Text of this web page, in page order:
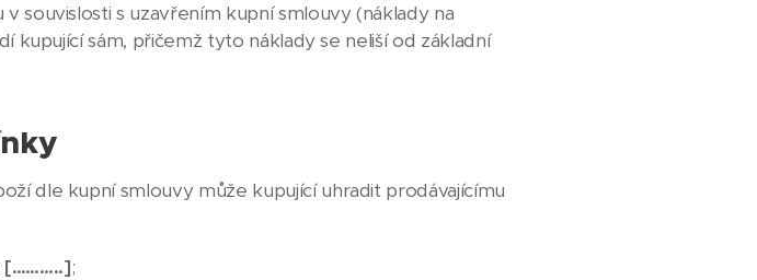
souvislosti s uzavřením kupní smlouvy (náklady na
sám, přičemž tyto náklady se neliší od základní
dle kupní smlouvy může kupující uhradit prodávajícímu
[………..];